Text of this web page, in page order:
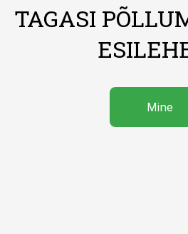
TAGASI
Mine